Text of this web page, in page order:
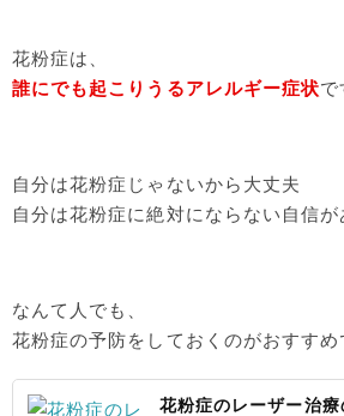
花粉症は、
誰にでも起こりうるアレルギー症状で
自分は花粉症じゃないから大丈夫
自分は花粉症に絶対にならない自信が
なんて人でも、
花粉症の予防をしておくのがおすすめ
花粉症のレーザー治